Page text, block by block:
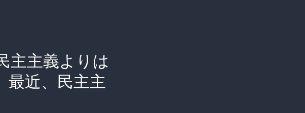
主主義よりは
最近、民主主